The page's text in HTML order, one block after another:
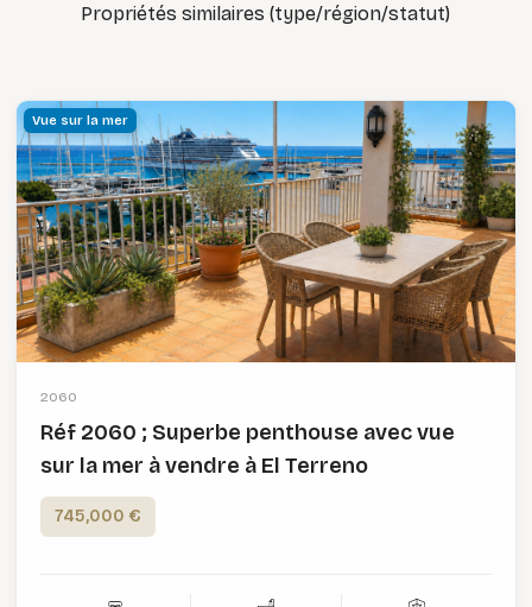
Propriétés similaires (type/région/statut)
Vue sur la mer
2060
Réf 2060 ; Superbe penthouse avec vue
sur la mer à vendre à El Terreno
745,000 €